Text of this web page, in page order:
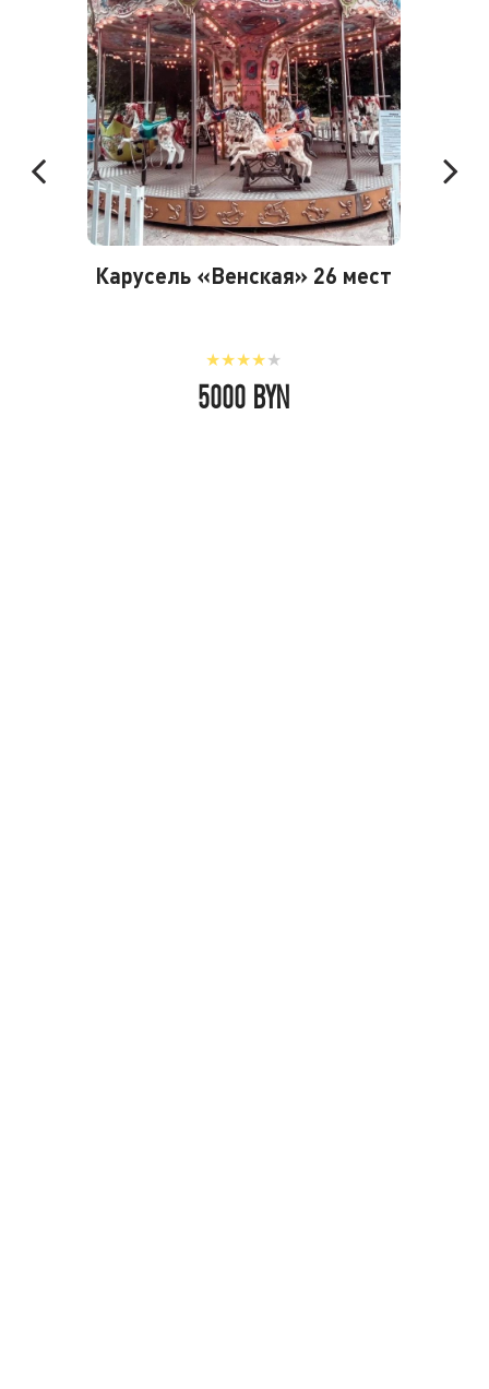
Карусель «Венская» 26 мест
★★★★★
5000 BYN